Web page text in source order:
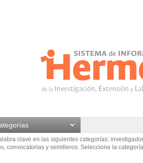
clave en las siguientes categorías:
convocatorias y semilleros. Seleccione la